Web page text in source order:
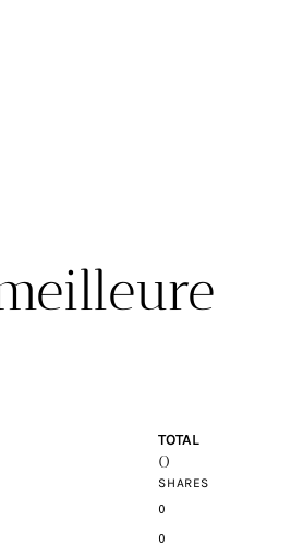
TOTAL
0
SHARES
0
0